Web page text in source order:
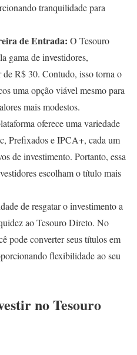
tranquilidade para
de Entrada: O Tesouro
gama de investidores,
R$ 30. Contudo, isso torna o
uma opção viável mesmo para
mais modestos.
oferece uma variedade
Prefixados e IPCA+, cada um
de investimento. Portanto, essa
escolham o título mais
de resgatar o investimento a
ao Tesouro Direto. No
pode converter seus títulos em
flexibilidade ao seu
no Tesouro